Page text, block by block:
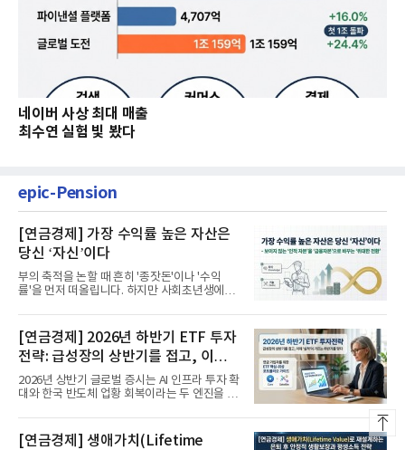
네이버 사상 최대 매출
최수연 실험 빛 봤다
epic-Pension
[연금경제] 가장 수익률 높은 자산은
당신 ‘자신’이다
부의 축적을 논할 때 흔히 '종잣돈'이나 '수익
률'을 먼저 떠올립니다. 하지만 사회초년생에게
[연금경제] 2026년 하반기 ETF 투자
전략: 급성장의 상반기를 접고, 이제
'실적'이 가르는 하반기를 맞다
2026년 상반기 글로벌 증시는 AI 인프라 투자 확
대와 한국 반도체 업황 회복이라는 두 엔진을 달
[연금경제] 생애가치(Lifetime